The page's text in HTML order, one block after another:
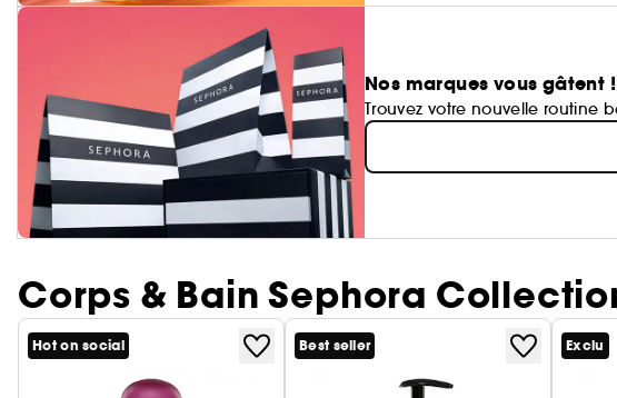
Nos marques vous gâtent !
Trouvez votre nouvelle routine
Corps & Bain Sephora
Hot on social Best seller Exclu